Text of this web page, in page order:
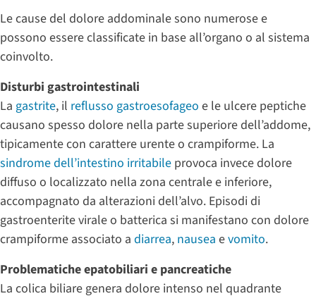
Le cause del dolore addominale sono numerose e
possono essere classificate in base all’organo o al sistema
coinvolto.
Disturbi gastrointestinali
La gastrite, il reflusso gastroesofageo e le ulcere peptiche
causano spesso dolore nella parte superiore dell’addome,
tipicamente con carattere urente o crampiforme. La
sindrome dell’intestino irritabile provoca invece dolore
diffuso o localizzato nella zona centrale e inferiore,
accompagnato da alterazioni dell’alvo. Episodi di
gastroenterite virale o batterica si manifestano con dolore
crampiforme associato a diarrea, nausea evomito.
Problematiche epatobiliari e pancreatiche
La colica biliare genera dolore intenso nel quadrante